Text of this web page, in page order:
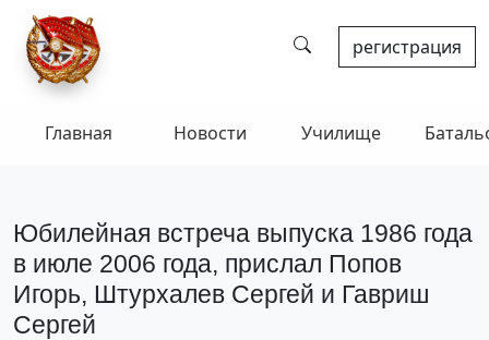
регистрация
Главная Новости Училище
Юбилейная встреча выпуска 1986 года
в июле 2006 года, прислал Попов
Игорь, Штурхалев Сергей и Гавриш
Сергей